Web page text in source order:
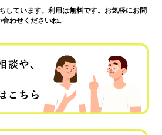
しています。利用は無料です。お気軽にお問
合わせくださいね。